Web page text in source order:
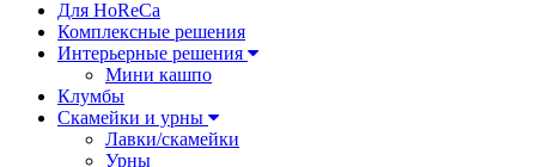
Для HoReCa
Комплексные решения
Интерьерные решения
Мини кашпо
Клумбы
Скамейки и урны
Лавки/скамейки
Урны